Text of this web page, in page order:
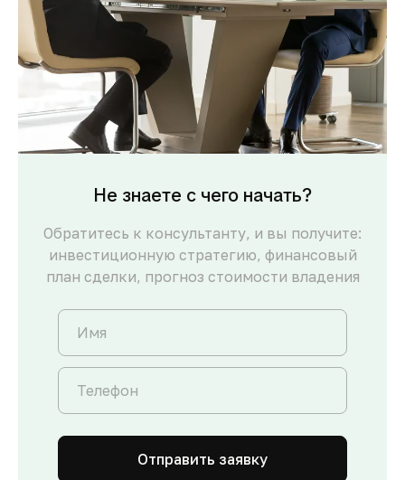
Не знаете с чего начать?
Обратитесь к консультанту, и вы получите:
инвестиционную стратегию, финансовый
план сделки, прогноз стоимости владения
Отправить заявку